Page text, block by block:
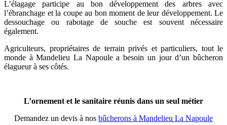
L’élagage participe au bon développement des arbres avec
l’ébranchage et la coupe au bon moment de leur développement. Le
dessouchage ou rabotage de souche est souvent nécessaire
également.
Agriculteurs, propriétaires de terrain privés et particuliers, tout le
monde à Mandelieu La Napoule a besoin un jour d’un bûcheron
élagueur à ses côtés.
L’ornement et le sanitaire réunis dans un seul métier
Demandez un devis à nos bûcherons à Mandelieu La Napoule